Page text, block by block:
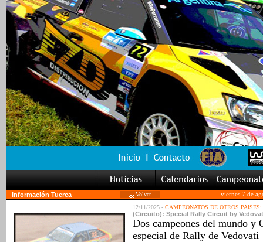
Información Tuerca Volver
viernes 7 de
12/11/2025 - CAMPEONATOS DE OTROS PAISES:
(Circuito): Special Rally Circuit by
Dos campeones del mundo y
especial de Rally de Vedovati